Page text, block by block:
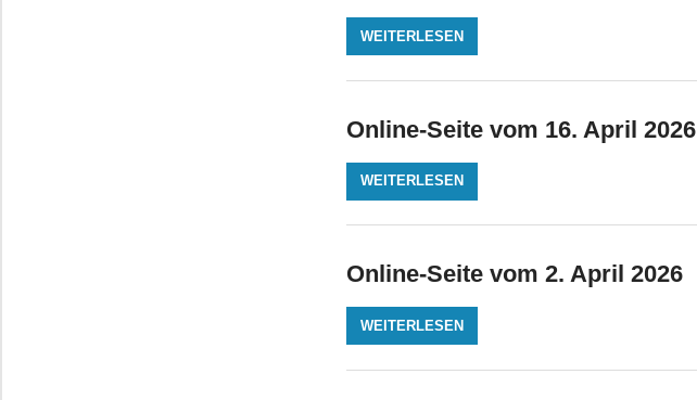
WEITERLESEN
Online-Seite vom 16. April 2026
WEITERLESEN
Online-Seite vom 2. April 2026
WEITERLESEN